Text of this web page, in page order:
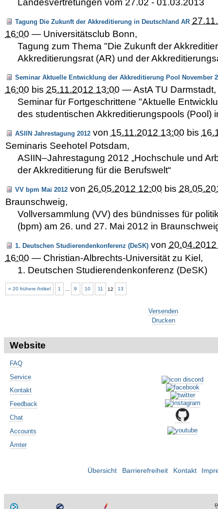
Landesvertretungen vom 27.02 - 01.03.2013
Tagung Die Zukunft der Akkreditierung in Deutschland AR
16:00 — Universitätsclub Bonn,
Tagung zum Thema "Die Zukunft der
Akkreditierungsrat (AR) und der
Seminar Aktuelle Entwicklung der Akkreditierung Pool November
16:00 bis 25.11.2012 13:00 —AstA TU Darmstadt,
Seminar für Fortgeschrittene "Aktuelle
des studentischen Akkreditierungspools (Pool)
ASIIN Jahrestagung 2012 von 15.11.2012 13:00 bis
Seminaris Seehotel Potsdam,
ASIIN–Jahrestagung 2012 „Hochschule und
der Akkreditierung für die Berufswelt“
VV bpm Mai 2012 von 26.05.2012 12:00 bis
Braunschweig,
Vollversammlung (VV) des bündnisses für
(bpm) am 26. und 27. Mai 2012 in
1. Deutschen Studierendenkonferenz (DeSK) von
16:00 — Christian-Albrechts-Universität zu Kiel,
1. Deutschen Studierendenkonferenz (DeSK)
« 20 frühere Artikel 1 9 10 11 12 13
Versenden
Drucken
Website
FAQ
Service
Kontakt
Feedback
Chat
Accounts
Ämter
Übersicht Barrierefreiheit Kontakt